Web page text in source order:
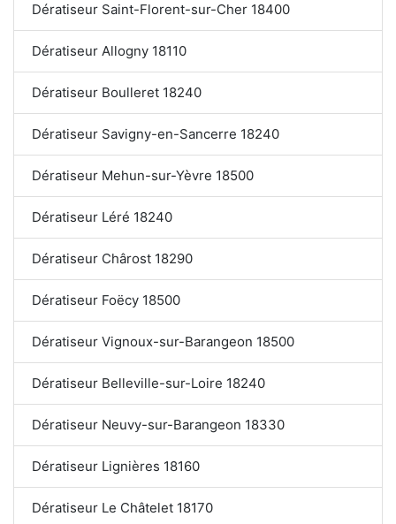
Dératiseur Saint-Florent-sur-Cher 18400
Dératiseur Allogny 18110
Dératiseur Boulleret 18240
Dératiseur Savigny-en-Sancerre 18240
Dératiseur Mehun-sur-Yèvre 18500
Dératiseur Léré 18240
Dératiseur Chârost 18290
Dératiseur Foëcy 18500
Dératiseur Vignoux-sur-Barangeon 18500
Dératiseur Belleville-sur-Loire 18240
Dératiseur Neuvy-sur-Barangeon 18330
Dératiseur Lignières 18160
Dératiseur Le Châtelet 18170